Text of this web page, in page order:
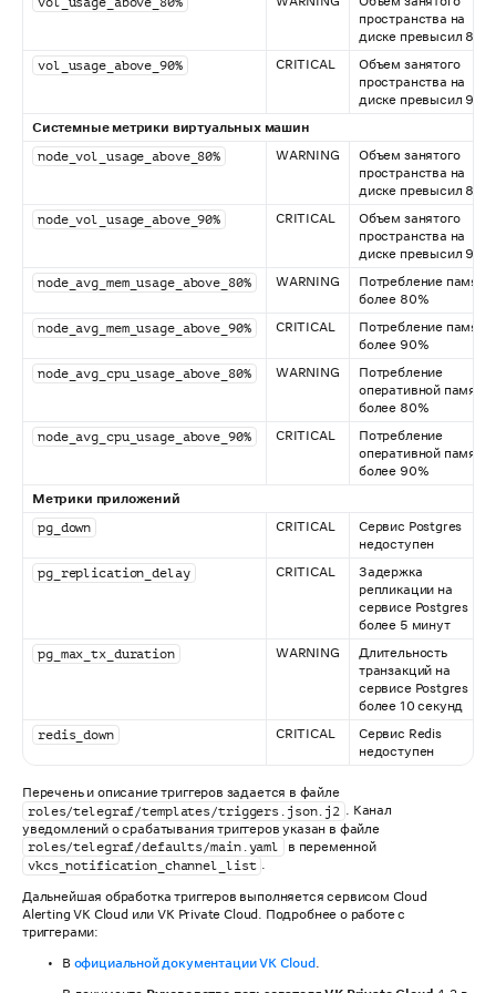
пространства на
диске превысил 80%
vol_usage_above_90%
CRITICAL
Объем занятого
пространства на
диске превысил 90%
Системные метрики виртуальных машин
node_vol_usage_above_80%
WARNING
Объем занятого
пространства на
диске превысил 80%
node_vol_usage_above_90%
CRITICAL
Объем занятого
пространства на
диске превысил 90%
node_avg_mem_usage_above_80%
WARNING
Потребление памяти
более 80%
node_avg_mem_usage_above_90%
CRITICAL
Потребление памяти
более 90%
node_avg_cpu_usage_above_80%
WARNING
Потребление
оперативной памяти
более 80%
node_avg_cpu_usage_above_90%
CRITICAL
Потребление
оперативной памяти
более 90%
Метрики приложений
pg_down
CRITICAL
Сервис Postgres
недоступен
pg_replication_delay
CRITICAL
Задержка
репликации на
сервисе Postgres
более 5 минут
pg_max_tx_duration
WARNING
Длительность
транзакций на
сервисе Postgres
более 10 секунд
redis_down
CRITICAL
Сервис Redis
недоступен
Перечень и описание триггеров задается в файле
roles/telegraf/templates/triggers.json.j2
. Канал
уведомлений о срабатывания триггеров указан в файле
roles/telegraf/defaults/main.yaml
в переменной
vkcs_notification_channel_list .
Дальнейшая обработка триггеров выполняется сервисом Cloud
Alerting VK Cloud или VK Private Cloud. Подробнее о работе с
триггерами:
В официальной документации VK Cloud.